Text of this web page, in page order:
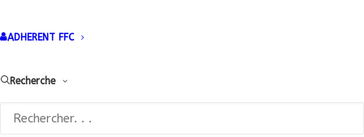
ADHERENT FFC
Recherche